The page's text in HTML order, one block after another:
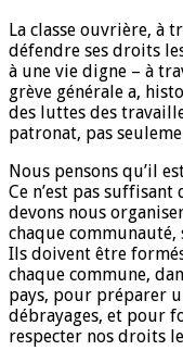
La classe ouvrière, à
défendre ses droits
à une vie digne – à
grève générale a,
des luttes des
patronat, pas
Nous pensons qu’il
Ce n’est pas suffisant
devons nous
chaque
Ils doivent être
chaque commune,
pays, pour préparer
débrayages, et pour
respecter nos droits